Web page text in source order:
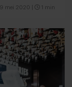
9 mei 2020 1 min